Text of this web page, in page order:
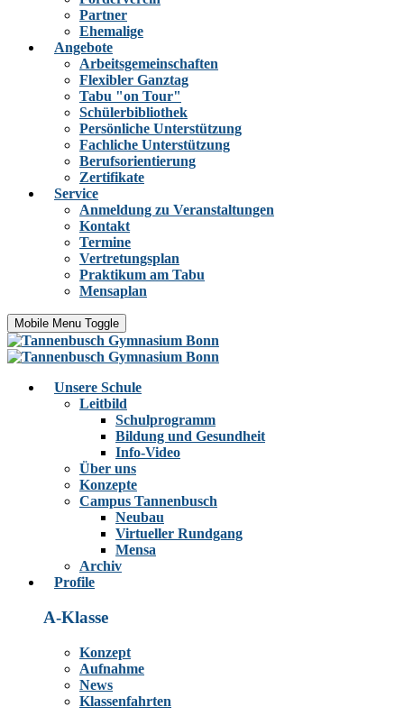
Partner
Ehemalige
Angebote
Arbeitsgemeinschaften
Flexibler Ganztag
Tabu "on Tour"
Schülerbibliothek
Persönliche Unterstützung
Fachliche Unterstützung
Berufsorientierung
Zertifikate
Service
Anmeldung zu Veranstaltungen
Kontakt
Termine
Vertretungsplan
Praktikum am Tabu
Mensaplan
Mobile Menu Toggle
Unsere Schule
Leitbild
Schulprogramm
Bildung und Gesundheit
Info-Video
Über uns
Konzepte
Campus Tannenbusch
Neubau
Virtueller Rundgang
Mensa
Archiv
Profile
A-Klasse
Konzept
Aufnahme
News
Klassenfahrten